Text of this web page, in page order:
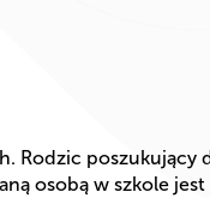
Rodzic
osobą w szkole